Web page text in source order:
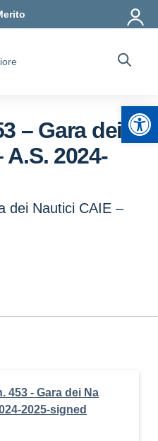
– Gara dei
A.S. 2024-
dei Nautici CAIE –
453 - Gara dei Na
2025-signed